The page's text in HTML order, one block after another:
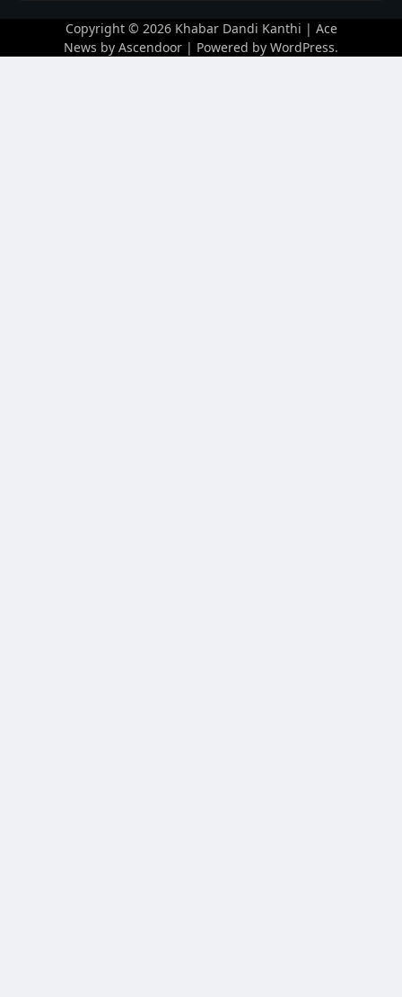
Copyright © 2026 Khabar Dandi Kanthi | Ace
News by Ascendoor | Powered by WordPress.